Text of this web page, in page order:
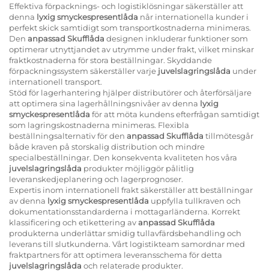
Effektiva förpacknings- och logistiklösningar säkerställer att
denna lyxig smyckespresentlåda når internationella kunder i
perfekt skick samtidigt som transportkostnaderna minimeras.
Den anpassad Skufflåda designen inkluderar funktioner som
optimerar utnyttjandet av utrymme under frakt, vilket minskar
fraktkostnaderna för stora beställningar. Skyddande
förpackningssystem säkerställer varje juvelslagringslåda under
internationell transport.
Stöd för lagerhantering hjälper distributörer och återförsäljare
att optimera sina lagerhållningsnivåer av denna lyxig
smyckespresentlåda för att möta kundens efterfrågan samtidigt
som lagringskostnaderna minimeras. Flexibla
beställningsalternativ för den anpassad Skufflåda tillmötesgår
både kraven på storskalig distribution och mindre
specialbeställningar. Den konsekventa kvaliteten hos våra
juvelslagringslåda produkter möjliggör pålitlig
leveranskedjeplanering och lagerprognoser.
Expertis inom internationell frakt säkerställer att beställningar
av denna lyxig smyckespresentlåda uppfylla tullkraven och
dokumentationsstandarderna i mottagarländerna. Korrekt
klassificering och etikettering avanpassad Skufflåda
produkterna underlättar smidig tullavfärdsbehandling och
leverans till slutkunderna. Vårt logistikteam samordnar med
fraktpartners för att optimera leveransschema för detta
juvelslagringslåda och relaterade produkter.